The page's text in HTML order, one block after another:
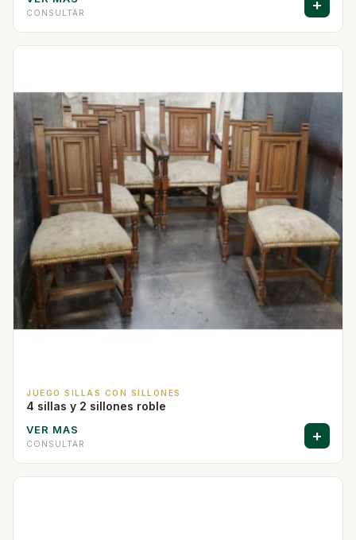
CONSULTAR +
JUEGO SILLAS CON SILLONES
4 sillas y 2 sillones roble
VER MAS
CONSULTAR +